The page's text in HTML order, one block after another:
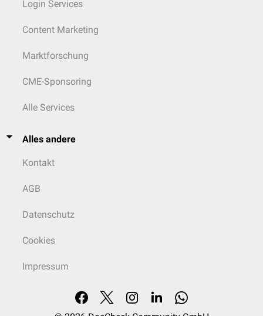
Login Services
Content Marketing
Marktforschung
CME-Sponsoring
Alle Services
Alles andere
Kontakt
AGB
Datenschutz
Cookies
Impressum